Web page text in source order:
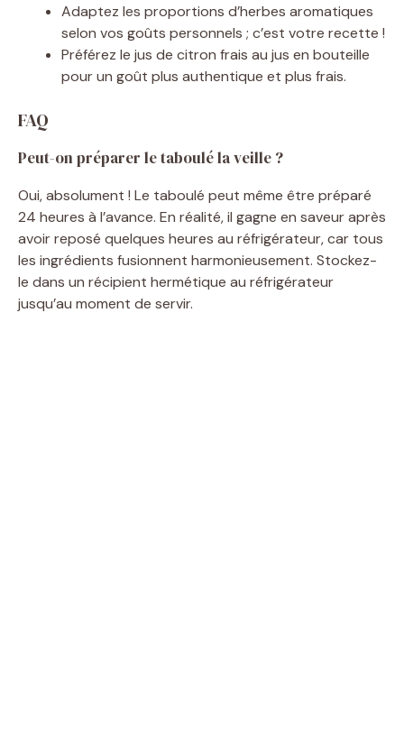
Adaptez les proportions d’herbes aromatiques
selon vos goûts personnels ; c’est votre recette !
Préférez le jus de citron frais au jus en bouteille
pour un goût plus authentique et plus frais.
FAQ
Peut-on préparer le taboulé la veille ?
Oui, absolument ! Le taboulé peut même être préparé
24 heures à l’avance. En réalité, il gagne en saveur après
avoir reposé quelques heures au réfrigérateur, car tous
les ingrédients fusionnent harmonieusement. Stockez-
le dans un récipient hermétique au réfrigérateur
jusqu’au moment de servir.